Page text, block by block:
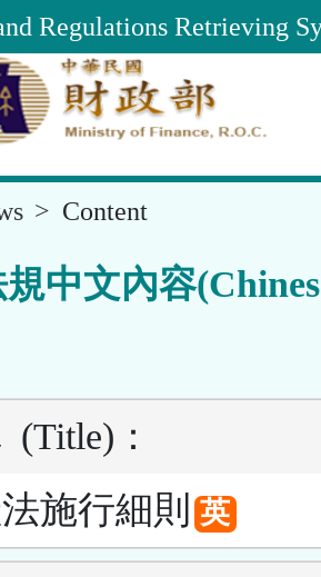
Regulations Retrieving
Content
中文內容
(Title) ：
施行細則 英